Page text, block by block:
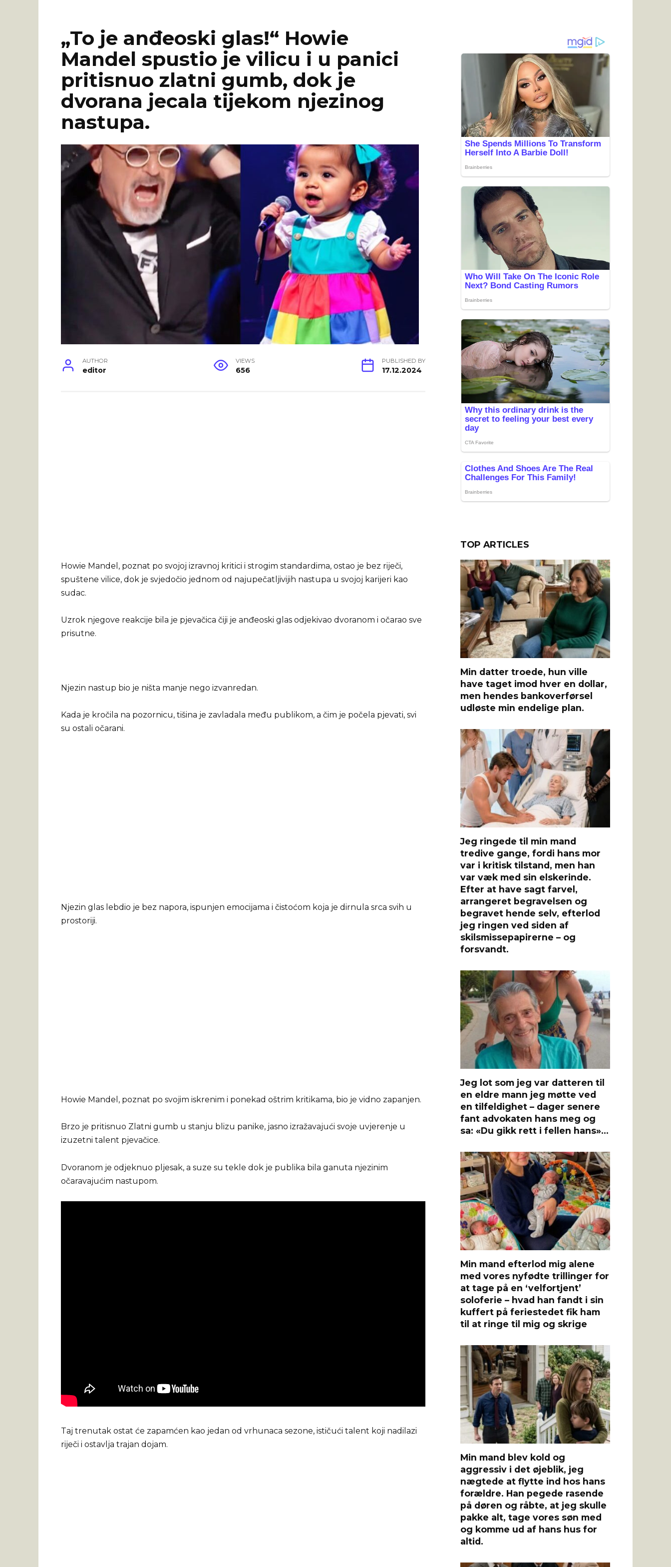
„To je anđeoski glas!“ Howie
Mandel spustio je vilicu i u panici
pritisnuo zlatni gumb, dok je
dvorana jecala tijekom njezinog
nastupa.
AUTHOR
editor
VIEWS
656
PUBLISHED BY
17.12.2024
Howie Mandel, poznat po svojoj izravnoj kritici i strogim standardima, ostao je bez riječi,
spuštene vilice, dok je svjedočio jednom od najupečatljivijih nastupa u svojoj karijeri kao
sudac.
Uzrok njegove reakcije bila je pjevačica čiji je anđeoski glas odjekivao dvoranom i očarao sve
prisutne.
Njezin nastup bio je ništa manje nego izvanredan.
Kada je kročila na pozornicu, tišina je zavladala među publikom, a čim je počela pjevati, svi
su ostali očarani.
Njezin glas lebdio je bez napora, ispunjen emocijama i čistoćom koja je dirnula srca svih u
prostoriji.
Howie Mandel, poznat po svojim iskrenim i ponekad oštrim kritikama, bio je vidno zapanjen.
Brzo je pritisnuo Zlatni gumb u stanju blizu panike, jasno izražavajući svoje uvjerenje u
izuzetni talent pjevačice.
Dvoranom je odjeknuo pljesak, a suze su tekle dok je publika bila ganuta njezinim
očaravajućim nastupom.
Taj trenutak ostat će zapamćen kao jedan od vrhunaca sezone, ističući talent koji nadilazi
riječi i ostavlja trajan dojam.
TOP ARTICLES
Min datter troede, hun ville
have taget imod hver en dollar,
men hendes bankoverførsel
udløste min endelige plan.
Jeg ringede til min mand
tredive gange, fordi hans mor
var i kritisk tilstand, men han
var væk med sin elskerinde.
Efter at have sagt farvel,
arrangeret begravelsen og
begravet hende selv, efterlod
jeg ringen ved siden af ​​
skilsmissepapirerne – og
forsvandt.
Jeg lot som jeg var datteren til
en eldre mann jeg møtte ved
en tilfeldighet – dager senere
fant advokaten hans meg og
sa: «Du gikk rett i fellen hans»…
Min mand efterlod mig alene
med vores nyfødte trillinger for
at tage på en ‘velfortjent’
soloferie – hvad han fandt i sin
kuffert på feriestedet fik ham
til at ringe til mig og skrige
Min mand blev kold og
aggressiv i det øjeblik, jeg
nægtede at flytte ind hos hans
forældre. Han pegede rasende
på døren og råbte, at jeg skulle
pakke alt, tage vores søn med
og komme ud af hans hus for
altid.